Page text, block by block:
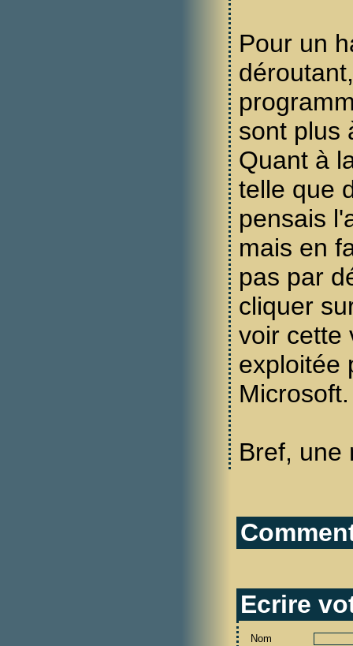
Pour un
sont plus
Quant à
telle que
pensais
mais en
pas par
cliquer
voir cette
exploitée
Microsoft.
Bref, une
Ecrire
Nom